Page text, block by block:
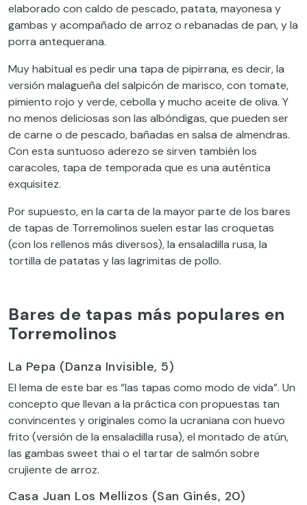
elaborado con caldo de pescado, patata, mayonesa y
gambas y acompañado de arroz o rebanadas de pan, y la
porra antequerana.
Muy habitual es pedir una tapa de pipirrana, es decir, la
versión malagueña del salpicón de marisco, con tomate,
pimiento rojo y verde, cebolla y mucho aceite de oliva. Y
no menos deliciosas son las albóndigas, que pueden ser
de carne o de pescado, bañadas en salsa de almendras.
Con esta suntuoso aderezo se sirven también los
caracoles, tapa de temporada que es una auténtica
exquisitez.
Por supuesto, en la carta de la mayor parte de los bares
de tapas de Torremolinos suelen estar las croquetas
(con los rellenos más diversos), la ensaladilla rusa, la
tortilla de patatas y las lagrimitas de pollo.
Bares de tapas más populares en
Torremolinos
La Pepa (Danza Invisible, 5)
El lema de este bar es “las tapas como modo de vida”. Un
concepto que llevan a la práctica con propuestas tan
convincentes y originales como la ucraniana con huevo
frito (versión de la ensaladilla rusa), el montado de atún,
las gambas sweet thai o el tartar de salmón sobre
crujiente de arroz.
Casa Juan Los Mellizos (San Ginés, 20)